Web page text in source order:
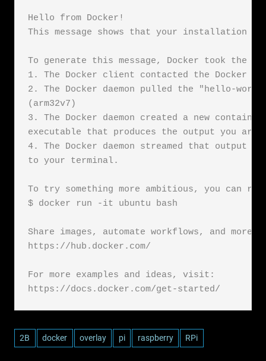
Hello from Docker!
This message shows that your installation
To generate this message, Docker took the
1. The Docker client contacted the Docker
2. The Docker daemon pulled the "hello-
(arm32v7)
3. The Docker daemon created a new
executable that produces the output you
4. The Docker daemon streamed that
to your terminal.
To try something more ambitious, you can
$ docker run -it ubuntu bash
Share images, automate workflows, and
https://hub.docker.com/
For more examples and ideas, visit:
https://docs.docker.com/get-started/
2B docker overlay pi raspberry RPi